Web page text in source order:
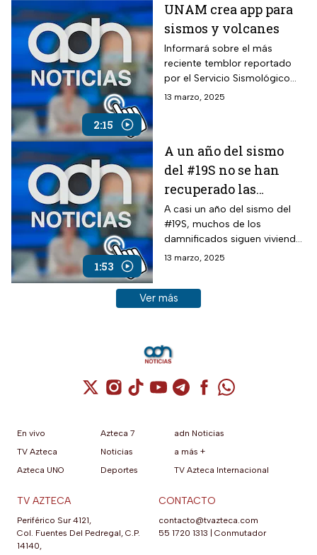
2:15
UNAM crea app para
sismos y volcanes
Informará sobre el más
reciente temblor reportado
por el Servicio Sismológico
Nacional.
13 marzo, 2025
1:53
A un año del sismo
del #19S no se han
recuperado las
viviendas
A casi un año del sismo del
#19S, muchos de los
damnificados siguen viviendo
en la calle.
13 marzo, 2025
Ver más historias sobre este tema
Ver más
Cuenta de X / Twitter (se abre en una
Cuenta de Instagram (se abre en una
Cuenta de TikTok (se abre en
Cuenta de YouTube (se abre
Cuenta de Telegram (se
Cuenta de
Cuenta de
En vivo
TV Azteca
Azteca UNO
Azteca 7
Noticias
Deportes
adn Noticias
a más +
TV Azteca Internacional
TV AZTECA
Periférico Sur 4121,
Col. Fuentes Del Pedregal, C.P.
14140,
CONTACTO
contacto@tvazteca.com
55 1720 1313 | Conmutador